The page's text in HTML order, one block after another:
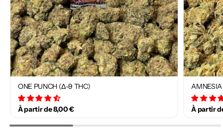
ONE PUNCH (Δ-9 THC)
À partir de 8,00 € À partir